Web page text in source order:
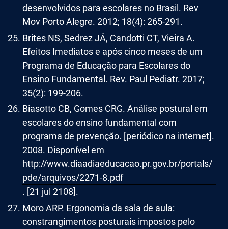
desenvolvidos para escolares no Brasil. Rev
Mov Porto Alegre. 2012; 18(4): 265-291.
Brites NS, Sedrez JÁ, Candotti CT, Vieira A.
Efeitos Imediatos e após cinco meses de um
Programa de Educação para Escolares do
Ensino Fundamental. Rev. Paul Pediatr. 2017;
35(2): 199-206.
Biasotto CB, Gomes CRG. Análise postural em
escolares do ensino fundamental com
programa de prevenção. [periódico na internet].
2008. Disponível em
http://www.diaadiaeducacao.pr.gov.br/portals/
pde/arquivos/2271-8.pdf
. [21 jul 2108].
Moro ARP. Ergonomia da sala de aula:
constrangimentos posturais impostos pelo